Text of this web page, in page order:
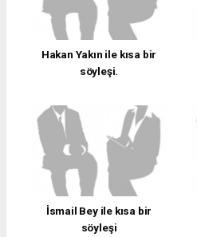
Hakan Yakın ile kısa bir
söyleşi.
İsmail Bey ile kısa bir
söyleşi